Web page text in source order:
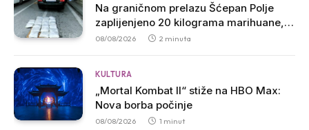
Na graničnom prelazu Šćepan Polje
zaplijenjeno 20 kilograma marihuane,
uhapšen muškarac iz Zete
08/08/2026 2 minuta
KULTURA
„Mortal Kombat II“ stiže na HBO Max:
Nova borba počinje
08/08/2026 1 minut